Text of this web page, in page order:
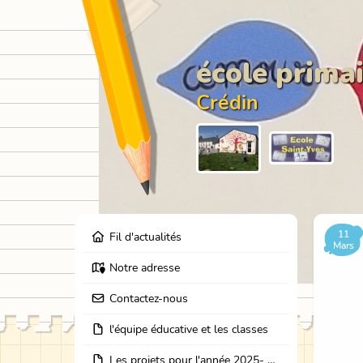
école
Crédin
Fil d'actualités
Notre adresse
Contactez-nous
l'équipe éducative et les classes
11
Mars